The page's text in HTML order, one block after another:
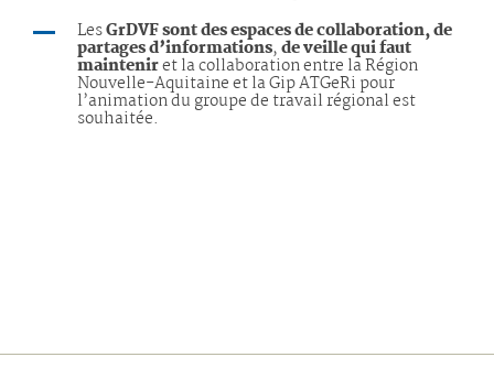
LesGrDVF sont desespaces de collaboration, de
partages d’informations,de veille qui faut
mainteniret la collaboration entre la Région
Nouvelle-Aquitaine et la Gip ATGeRi pour
l’animation du groupe de travail régional est
souhaitée.